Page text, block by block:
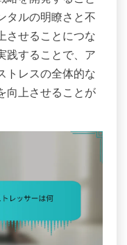
タルの明瞭さと不
させることにつな
践することで、ア
トレスの全体的な
向上させることが